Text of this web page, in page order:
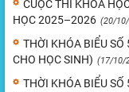
CUỘC THI KHOA
HỌC 2025–2026 (20/
THỜI KHÓA BIỂU
CHO HỌC SINH) (17/10/
THỜI KHÓA BIỂU